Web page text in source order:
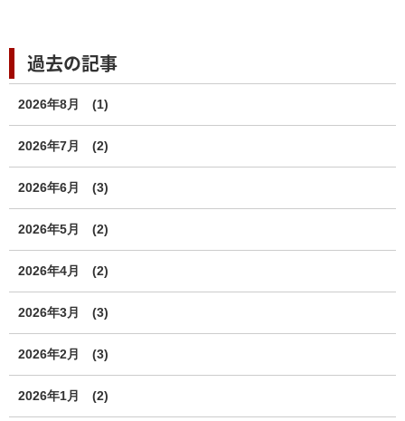
過去の記事
2026年8月 (1)
2026年7月 (2)
2026年6月 (3)
2026年5月 (2)
2026年4月 (2)
2026年3月 (3)
2026年2月 (3)
2026年1月 (2)